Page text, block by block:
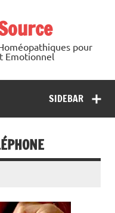
pour
Emotionnel
SIDEBAR